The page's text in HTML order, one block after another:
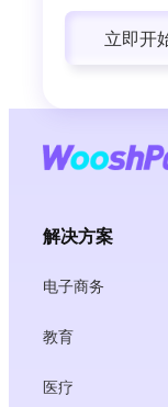
立即开
解决方案
电子商务
教育
医疗